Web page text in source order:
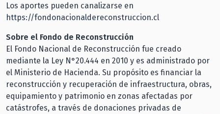
Los aportes pueden canalizarse en
https://fondonacionaldereconstruccion.cl
Sobre el Fondo de Reconstrucción
El Fondo Nacional de Reconstrucción fue creado
mediante la Ley N°20.444 en 2010 y es administrado por
el Ministerio de Hacienda. Su propósito es financiar la
reconstrucción y recuperación de infraestructura, obras,
equipamiento y patrimonio en zonas afectadas por
catástrofes, a través de donaciones privadas de